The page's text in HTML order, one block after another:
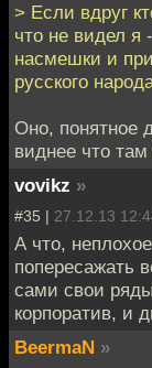
> Если вдруг
что не видел я
насмешки и
русского
Оно, понятное
виднее что
vovikz »
#35 | 27.12.13
А что,
попересажать
сами свои
корпоратив, и
BeermaN »